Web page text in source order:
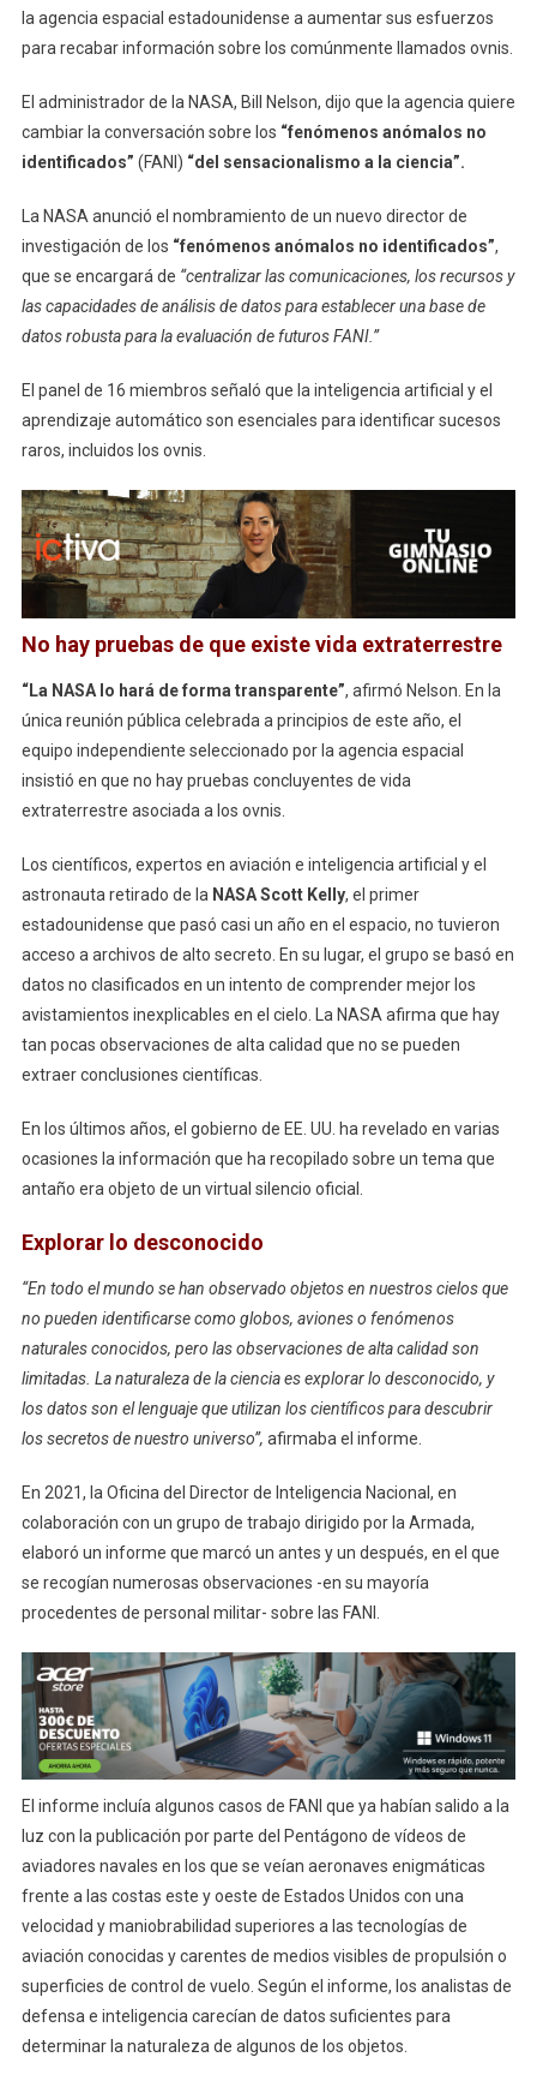
la agencia espacial estadounidense a aumentar sus esfuerzos
para recabar información sobre los comúnmente llamados ovnis.
El administrador de la NASA, Bill Nelson, dijo que la agencia quiere
cambiar la conversación sobre los “fenómenos anómalos no
identificados” (FANI) “del sensacionalismo a la ciencia”.
La NASA anunció el nombramiento de un nuevo director de
investigación de los “fenómenos anómalos no identificados”,
que se encargará de “centralizar las comunicaciones, los recursos y
las capacidades de análisis de datos para establecer una base de
datos robusta para la evaluación de futuros FANI.”
El panel de 16 miembros señaló que la inteligencia artificial y el
aprendizaje automático son esenciales para identificar sucesos
raros, incluidos los ovnis.
No hay pruebas de que existe vida extraterrestre
“La NASA lo hará de forma transparente”, afirmó Nelson. En la
única reunión pública celebrada a principios de este año, el
equipo independiente seleccionado por la agencia espacial
insistió en que no hay pruebas concluyentes de vida
extraterrestre asociada a los ovnis.
Los científicos, expertos en aviación e inteligencia artificial y el
astronauta retirado de la NASAScott Kelly, el primer
estadounidense que pasó casi un año en el espacio, no tuvieron
acceso a archivos de alto secreto. En su lugar, el grupo se basó en
datos no clasificados en un intento de comprender mejor los
avistamientos inexplicables en el cielo. La NASA afirma que hay
tan pocas observaciones de alta calidad que no se pueden
extraer conclusiones científicas.
En los últimos años, el gobierno de EE. UU. ha revelado en varias
ocasiones la información que ha recopilado sobre un tema que
antaño era objeto de un virtual silencio oficial.
Explorar lo desconocido
“En todo el mundo se han observado objetos en nuestros cielos que
no pueden identificarse como globos, aviones o fenómenos
naturales conocidos, pero las observaciones de alta calidad son
limitadas. La naturaleza de la ciencia es explorar lo desconocido, y
los datos son el lenguaje que utilizan los científicos para descubrir
los secretos de nuestro universo”, afirmaba el informe.
En 2021, la Oficina del Director de Inteligencia Nacional, en
colaboración con un grupo de trabajo dirigido por la Armada,
elaboró un informe que marcó un antes y un después, en el que
se recogían numerosas observaciones -en su mayoría
procedentes de personal militar- sobre las FANI.
El informe incluía algunos casos de FANI que ya habían salido a la
luz con la publicación por parte del Pentágono de vídeos de
aviadores navales en los que se veían aeronaves enigmáticas
frente a las costas este y oeste de Estados Unidos con una
velocidad y maniobrabilidad superiores a las tecnologías de
aviación conocidas y carentes de medios visibles de propulsión o
superficies de control de vuelo. Según el informe, los analistas de
defensa e inteligencia carecían de datos suficientes para
determinar la naturaleza de algunos de los objetos.